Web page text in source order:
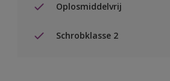
Oplosmiddelvrij
Schrobklasse 2